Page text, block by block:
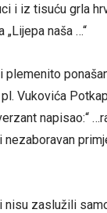
i iz tisuću grla
„Lijepa naša …“
plemenito
Vukovića
napisao:“
nezaboravan
nisu zaslužili